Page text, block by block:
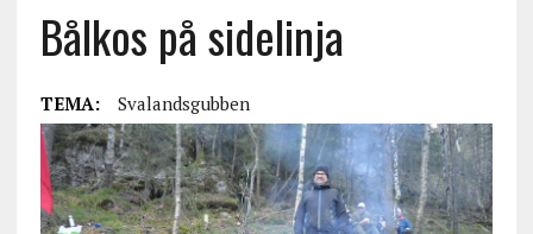
Bålkos på sidelinja
TEMA: Svalandsgubben